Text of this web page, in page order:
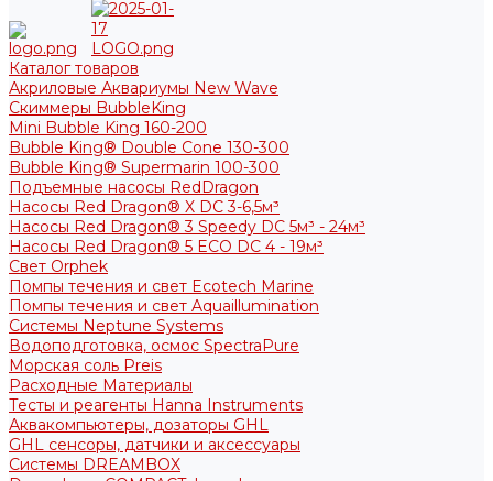
Каталог товаров
Акриловые Аквариумы New Wave
Скиммеры BubbleKing
Mini Bubble King 160-200
Bubble King® Double Cone 130-300
Bubble King® Supermarin 100-300
Подъемные насосы RedDragon
Насосы Red Dragon® X DC 3-6,5м³
Насосы Red Dragon® 3 Speedy DC 5м³ - 24м³
Насосы Red Dragon® 5 ECO DC 4 - 19м³
Свет Orphek
Помпы течения и свет Ecotech Marine
Помпы течения и свет Aquaillumination
Системы Neptune Systems
Водоподготовка, осмос SpectraPure
Морская соль Preis
Расходные Материалы
Тесты и реагенты Hanna Instruments
Аквакомпьютеры, дозаторы GHL
GHL сенсоры, датчики и аксессуары
Системы DREAMBOX